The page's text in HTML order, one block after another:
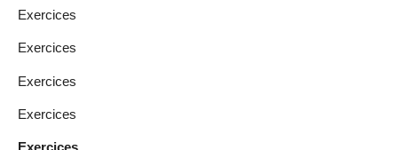
Exercices
Exercices
Exercices
Exercices
Exercices